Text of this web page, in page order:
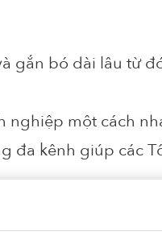
gắn bó dài lâu từ
một cách
đa kênh giúp các